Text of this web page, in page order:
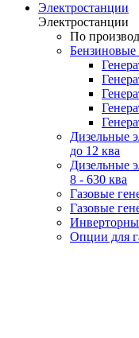
Электростанции
Электростанции
По
Бензиновые
Дизельные
до 12 ква
Дизельные
8 - 630 ква
Газовые
Газовые
Опции для